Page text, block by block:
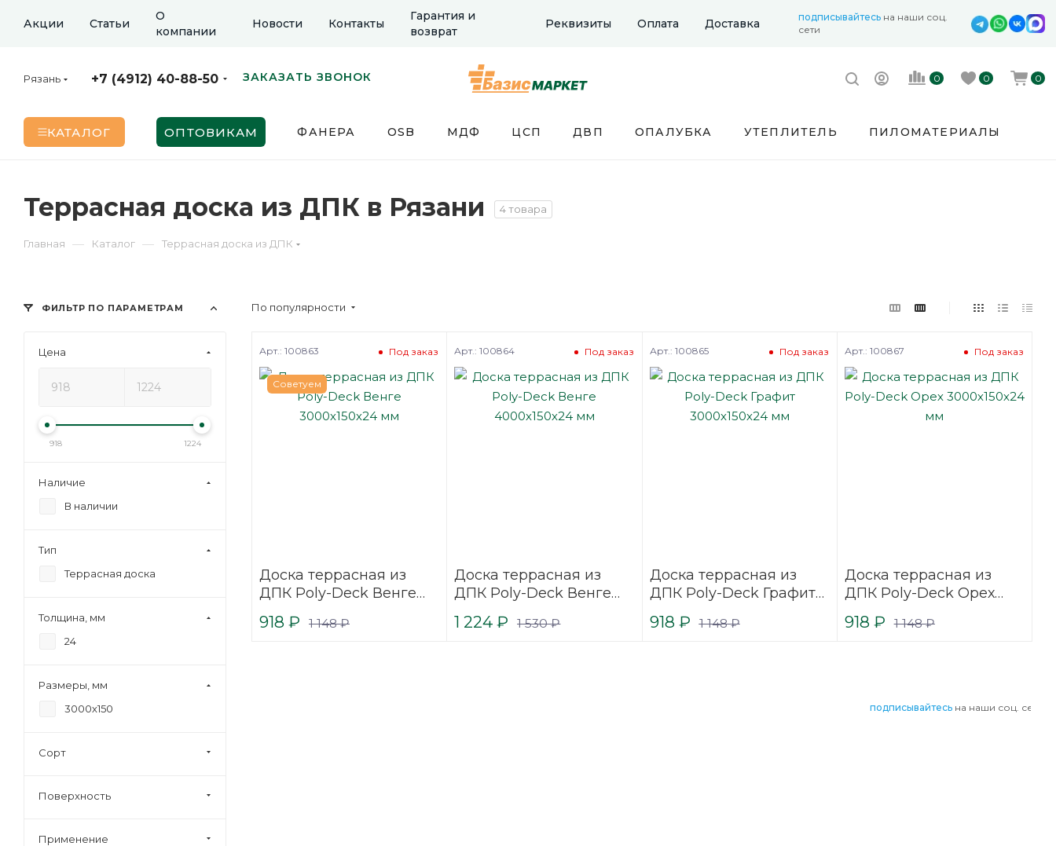
Акции Статьи
О
компании
Новости Контакты
Гарантия и
возврат
Реквизиты Оплата Доставка подписывайтесь на наши соц.
сети
Рязань +7 (4912) 40-88-50 ЗАКАЗАТЬ ЗВОНОК 0 0 0
КАТАЛОГ ОПТОВИКАМ ФАНЕРА OSB МДФ ЦСП ДВП ОПАЛУБКА УТЕПЛИТЕЛЬ ПИЛОМАТЕРИАЛЫ
Террасная доска из ДПК в Рязани 4 товара
Главная — Каталог — Террасная доска из ДПК
По популярности
Советуем
Доска террасная из
ДПК Poly-Deck Венге
Под заказ
Арт.: 100863
918 ₽ 1 148₽
Доска террасная из
ДПК Poly-Deck Венге
Под заказ
Арт.: 100864
1 224 ₽ 1 530₽
Доска террасная из
ДПК Poly-Deck Графит
Под заказ
Арт.: 100865
918 ₽ 1 148₽
Доска террасная из
ДПК Poly-Deck Орех
Под заказ
Арт.: 100867
918 ₽ 1 148₽
подписывайтесь на наши соц. сети
ФИЛЬТР ПО ПАРАМЕТРАМ
Цена
918 1224
Наличие
В наличии
Тип
Террасная доска
Толщина, мм
24
Размеры, мм
3000х150
Сорт
Поверхность
Применение